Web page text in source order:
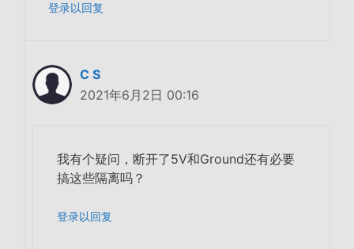
登录以回复
C S
2021年6月2日 00:16
我有个疑问，断开了5V和Ground还有必要
搞这些隔离吗？
登录以回复